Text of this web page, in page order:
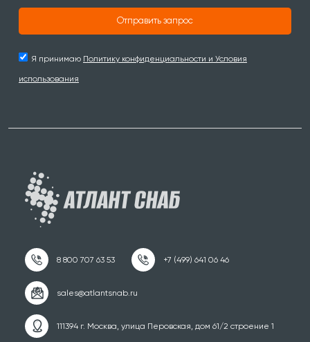
Отправить запрос
Я принимаю Политику конфиденциальности и Условия
использования
111394 г. Москва, улица Перовская, дом 61/2 строение 1